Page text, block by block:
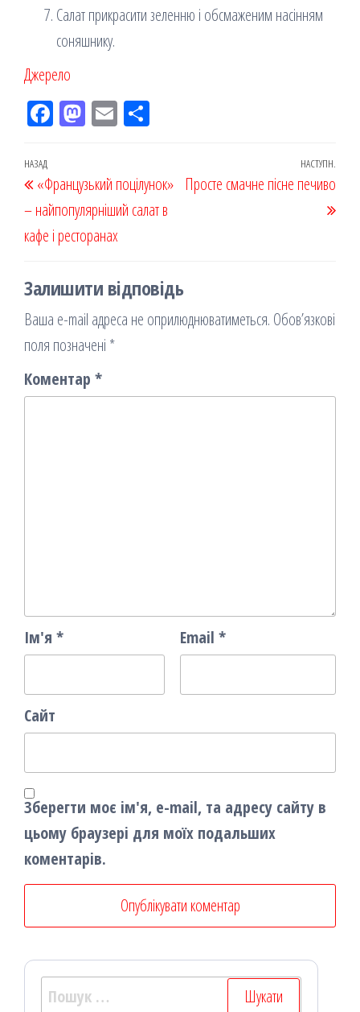
Салат прикрасити зеленню і обсмаженим насінням
соняшнику.
Джерело
Fac
k
M
on
Em
ис
я
Навігація
записів
Попередній
запис
НАЗАД
«Французький поцілунок»
– найпопулярніший салат в
кафе і ресторанах
НАСТУПН.
Просте смачне пісне печиво
Залишити відповідь
Ваша e-mail адреса не оприлюднюватиметься. Обов’язкові
поля позначені *
Коментар *
Ім'я * Email *
Сайт
Зберегти моє ім'я, e-mail, та адресу сайту в
цьому браузері для моїх подальших
коментарів.
Пошук: